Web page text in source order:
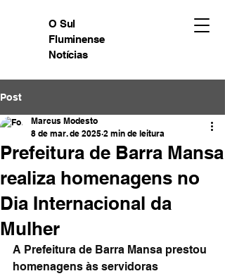
O Sul
Fluminense
Notícias
Post
Prefeitura de Barra Mansa
realiza homenagens no
Dia Internacional da
Mulher
Marcus Modesto
8 de mar. de 2025 2 min de leitura
A Prefeitura de Barra Mansa prestou
homenagens às servidoras